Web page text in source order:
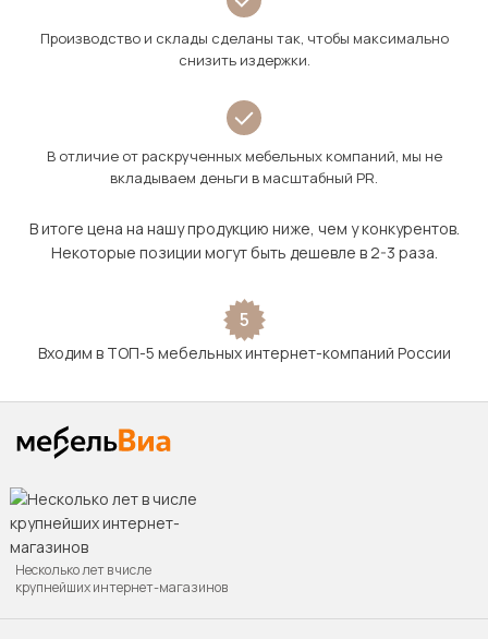
Производство и склады сделаны так, чтобы максимально
снизить издержки.
В отличие от раскрученных мебельных компаний, мы не
вкладываем деньги в масштабный PR.
В итоге цена на нашу продукцию ниже, чем у конкурентов.
Некоторые позиции могут быть дешевле в 2-3 раза.
5
Входим в ТОП-5 мебельных интернет-компаний России
Несколько лет в числе
крупнейших интернет-магазинов